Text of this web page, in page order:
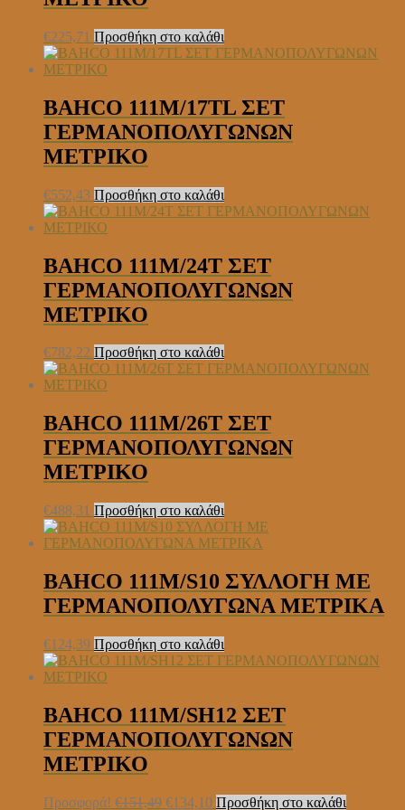
€225,71 Προσθήκη στο καλάθι
BAHCO 111M/17TL ΣΕΤ
ΓΕΡΜΑΝΟΠΟΛΥΓΩΝΩΝ
ΜΕΤΡΙΚΟ
€552,43 Προσθήκη στο καλάθι
BAHCO 111M/24T ΣΕΤ
ΓΕΡΜΑΝΟΠΟΛΥΓΩΝΩΝ
ΜΕΤΡΙΚΟ
€782,22 Προσθήκη στο καλάθι
BAHCO 111M/26T ΣΕΤ
ΓΕΡΜΑΝΟΠΟΛΥΓΩΝΩΝ
ΜΕΤΡΙΚΟ
€488,31 Προσθήκη στο καλάθι
BAHCO 111M/S10 ΣΥΛΛΟΓΗ ΜΕ
ΓΕΡΜΑΝΟΠΟΛΥΓΩΝΑ ΜΕΤΡΙΚΑ
€124,39 Προσθήκη στο καλάθι
BAHCO 111M/SH12 ΣΕΤ
ΓΕΡΜΑΝΟΠΟΛΥΓΩΝΩΝ
ΜΕΤΡΙΚΟ
Προσφορά! €151,49 Original
€134,10ΗΠροσθήκη στο καλάθι